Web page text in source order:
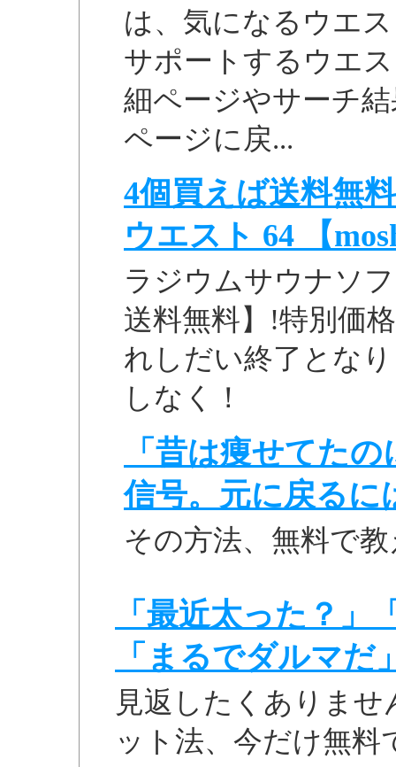
は、気になるウエ
サポートするウエ
細ページやサーチ
ページに戻...
4個買えば送料無
ウエスト 64 【
ラジウムサウナソ
送料無料】!特別価
れしだい終了とな
しなく！
「昔は痩せてた
信号。元に戻るに
その方法、無料で
「最近太った？
「まるでダルマだ
見返したくありま
ット法、今だけ無料